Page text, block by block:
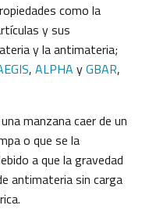
como la
y sus
y la antimateria;
, ALPHA yGBAR,
manzana caer de un
o que se la
a que la gravedad
antimateria sin carga